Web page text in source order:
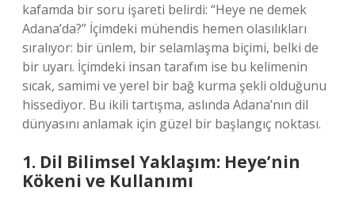
kafamda bir soru işareti belirdi: “Heye ne demek
Adana’da?” İçimdeki mühendis hemen olasılıkları
sıralıyor: bir ünlem, bir selamlaşma biçimi, belki de
bir uyarı. İçimdeki insan tarafım ise bu kelimenin
sıcak, samimi ve yerel bir bağ kurma şekli olduğunu
hissediyor. Bu ikili tartışma, aslında Adana’nın dil
dünyasını anlamak için güzel bir başlangıç noktası.
1. Dil Bilimsel Yaklaşım: Heye’nin
Kökeni ve Kullanımı